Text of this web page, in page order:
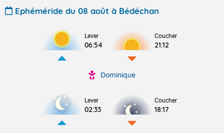
Ephéméride du 08 août à Bédéchan
Lever
06:54
Coucher
21:12
Dominique
Lever
02:33
Coucher
18:17